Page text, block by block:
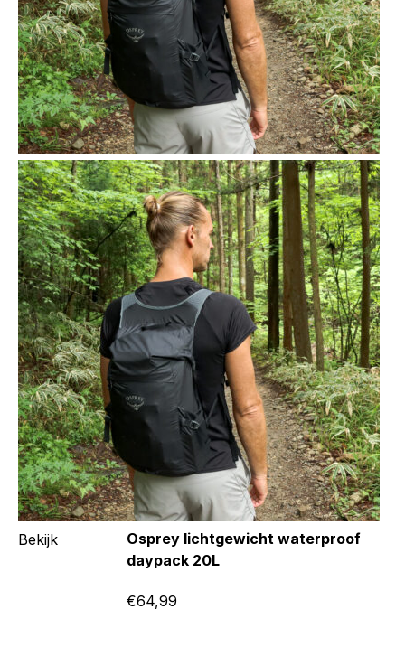
Bekijk
Osprey lichtgewicht waterproof
daypack 20L
€64,99